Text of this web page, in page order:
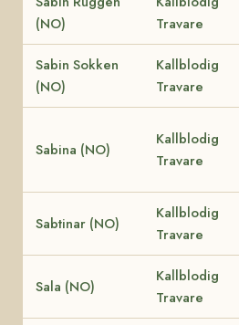
(NO)
Travare
Sabin Sokken
(NO)
Kallblodig
Travare
Sabina (NO)
Kallblodig
Travare
Sabtinar (NO)
Kallblodig
Travare
Sala (NO)
Kallblodig
Travare